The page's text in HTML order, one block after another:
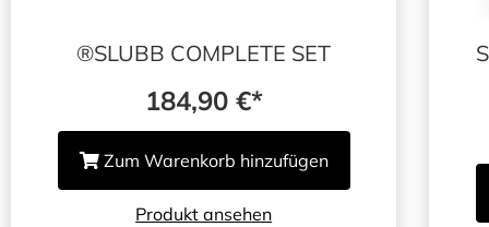
®️SLUBB COMPLETE SET
184,90 €
Zum Warenkorb hinzufügen
Produkt ansehen